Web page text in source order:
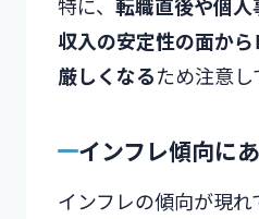
収入の安定性の面か
厳しくなるため注意し
インフレ傾向に
インフレの傾向が現れ